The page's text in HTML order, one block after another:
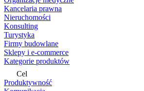
Kancelaria prawna
Nieruchomości
Konsulting
Turystyka
Firmy budowlane
Sklepy i e-commerce
Kategorie produktów
Cel
Produktywność